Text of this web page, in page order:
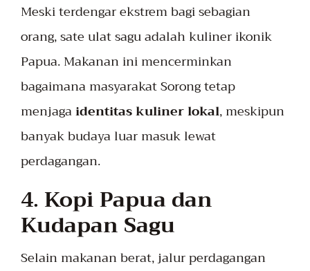
Meski terdengar ekstrem bagi sebagian
orang, sate ulat sagu adalah kuliner ikonik
Papua. Makanan ini mencerminkan
bagaimana masyarakat Sorong tetap
menjagaidentitas kuliner lokal, meskipun
banyak budaya luar masuk lewat
perdagangan.
4. Kopi Papua dan
Kudapan Sagu
Selain makanan berat, jalur perdagangan